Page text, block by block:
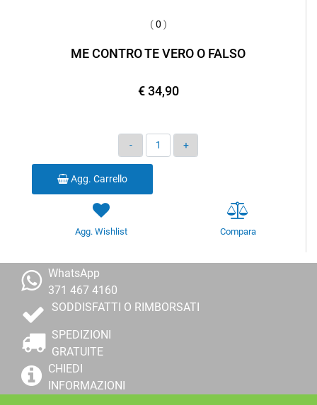
(0 )
ME CONTRO TE VERO O FALSO
€ 34,90
Quantità
Agg. Carrello
Agg. Wishlist Compara
WhatsApp
371 467 4160
SODDISFATTI O RIMBORSATI
SPEDIZIONI
GRATUITE
CHIEDI
INFORMAZIONI